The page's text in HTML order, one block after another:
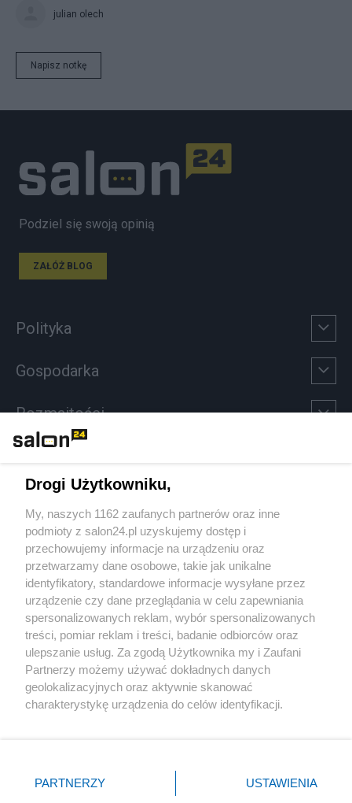
julian olech
Napisz notkę
Podziel się swoją opinią
ZAŁÓŻ BLOG
Polityka
Gospodarka
Rozmaitości
Sport
Społeczeństwo
Kultura
X Facebook Instagram Youtube
Drogi Użytkowniku,
My, naszych 1162 zaufanych partnerów oraz inne
podmioty z salon24.pl uzyskujemy dostęp i
przechowujemy informacje na urządzeniu oraz
przetwarzamy dane osobowe, takie jak unikalne
identyfikatory, standardowe informacje wysyłane przez
urządzenie czy dane przeglądania w celu zapewniania
spersonalizowanych reklam, wybór spersonalizowanych
treści, pomiar reklam i treści, badanie odbiorców oraz
ulepszanie usług. Za zgodą Użytkownika my i Zaufani
Partnerzy możemy używać dokładnych danych
geolokalizacyjnych oraz aktywnie skanować
charakterystykę urządzenia do celów identyfikacji.
zmienić/wycofać klikając przycisk ustawień prywatności
znajdujący się w lewym dolnym rogu strony
PARTNERZY USTAWIENIA